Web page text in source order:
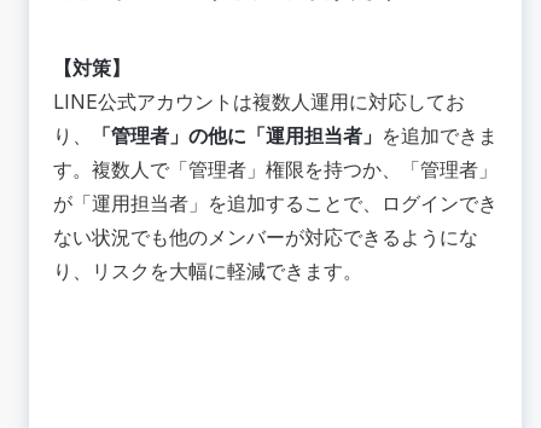
【対策】
LINE公式アカウントは複数人運用に対応してお
り、
「管理者」の他に「運用担当者」 を追加できま
す。複数人で「管理者」権限を持つか、「管理者」
が「運用担当者」を追加することで、ログインでき
ない状況でも他のメンバーが対応できるようにな
り、リスクを大幅に軽減できます。